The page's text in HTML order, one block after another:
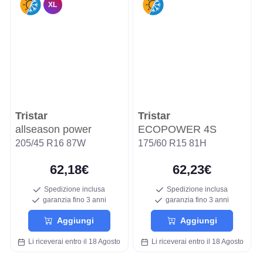
XL
Tristar
allseason power
205/45 R16 87W
62,18€
Spedizione inclusa
garanzia fino 3 anni
Aggiungi
Li riceverai entro il 18 Agosto
Tristar
ECOPOWER 4S
175/60 R15 81H
62,23€
Spedizione inclusa
garanzia fino 3 anni
Aggiungi
Li riceverai entro il 18 Agosto